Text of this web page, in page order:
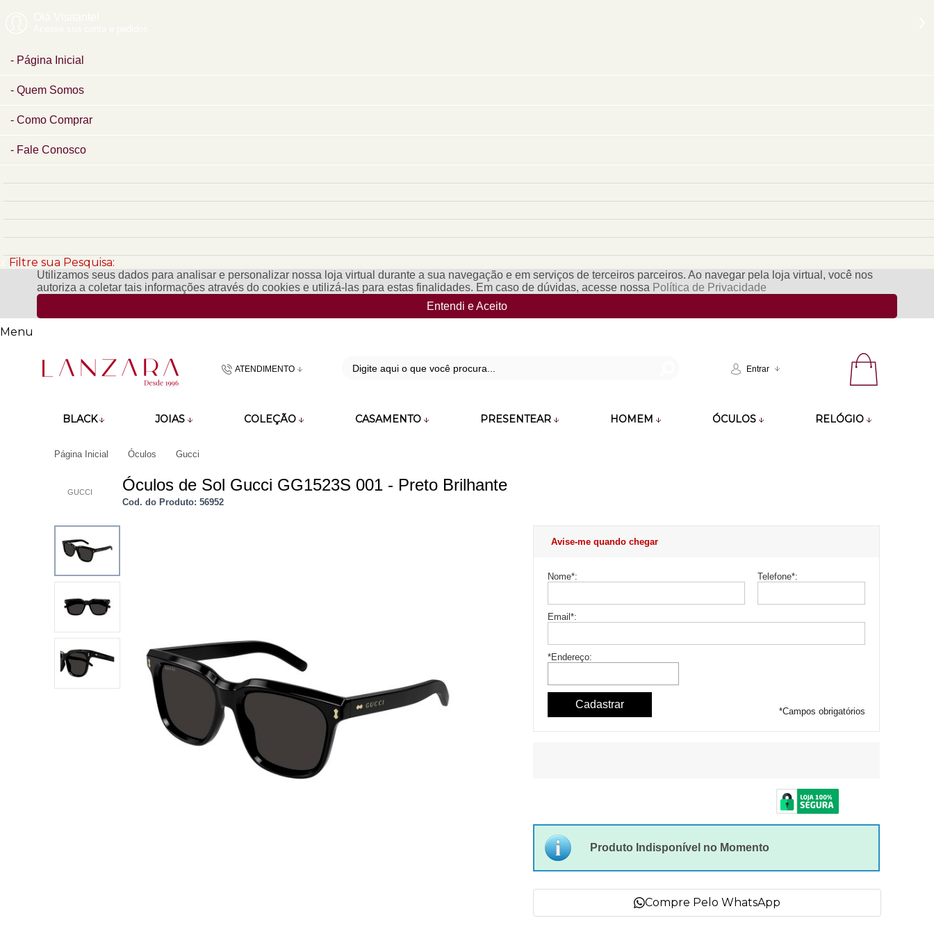
Página Inicial
Quem Somos
Como Comprar
Fale Conosco
Filtre sua Pesquisa:
Utilizamos seus dados para analisar e personalizar nossa loja virtual durante a sua navegação e em serviços de terceiros parceiros. Ao navegar pela loja virtual, você nos
autoriza a coletar tais informações através do cookies e utilizá-las para estas finalidades. Em caso de dúvidas, acesse nossa Política de Privacidade
Entendi e Aceito
Menu
ATENDIMENTO
(48)991860142
Entrar
BLACK JOIAS COLEÇÃO CASAMENTO PRESENTEAR HOMEM ÓCULOS RELÓGIO
Página Inicial Óculos Gucci
GUCCI Óculos de Sol Gucci GG1523S 001 - Preto Brilhante
Cod. do Produto: 56952
Avise-me quando chegar
Nome*: Telefone*:
Email *:
*Endereço:
*Campos obrigatórios
Produto Indisponível no Momento
Compre Pelo WhatsApp